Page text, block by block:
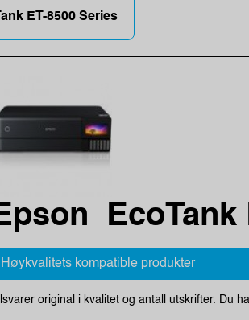
ET-8500 Series
EcoTank
Høykvalitets kompatible produkter
original i kvalitet og antall utskrifter. Du